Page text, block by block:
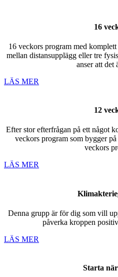
16
16 veckors program med
mellan distansupplägg eller tre
anser att det
LÄS MER
12
Efter stor efterfrågan på ett något
veckors program som bygger
veckors
LÄS MER
Denna grupp är för dig som vill
påverka kroppen
LÄS MER
Starta